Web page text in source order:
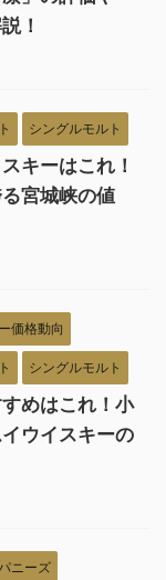
！
シングルモルト
キーはこれ！
宮城峡の値
価格動向
シングルモルト
めはこれ！小
ウイスキーの
ニーズ